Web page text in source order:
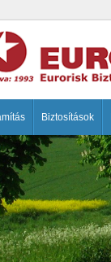
Biztosítások